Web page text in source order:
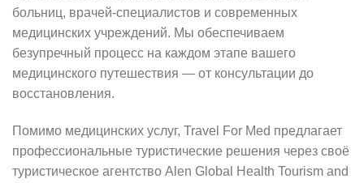
больниц, врачей-специалистов и современных
медицинских учреждений. Мы обеспечиваем
безупречный процесс на каждом этапе вашего
медицинского путешествия — от консультации до
восстановления.
Помимо медицинских услуг, Travel For Med предлагает
профессиональные туристические решения через своё
туристическое агентство Alen Global Health Tourism and